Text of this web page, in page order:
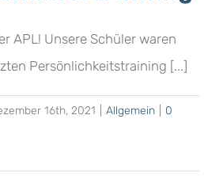
APL! Unsere Schüler waren
Persönlichkeitstraining [...]
16th, 2021 Allgemein
0